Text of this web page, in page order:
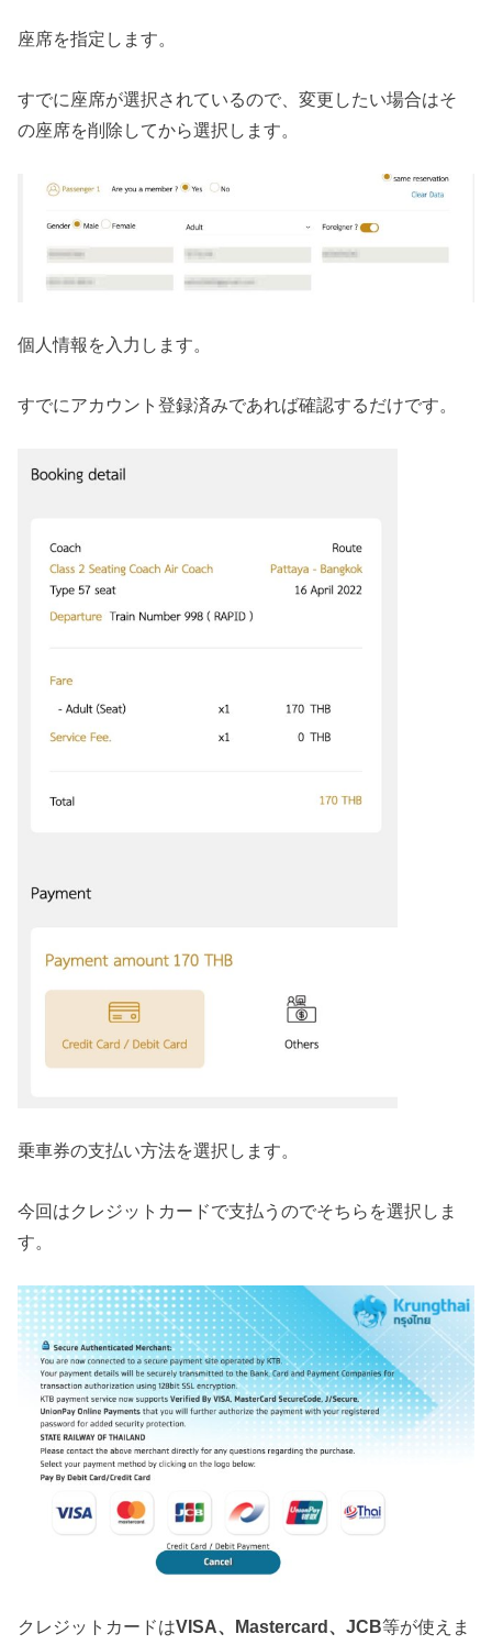
座席を指定します。
すでに座席が選択されているので、変更したい場合はそ
の座席を削除してから選択します。
個人情報を入力します。
すでにアカウント登録済みであれば確認するだけです。
乗車券の支払い方法を選択します。
今回はクレジットカードで支払うのでそちらを選択しま
す。
クレジットカードはVISA、Mastercard、JCB等が使えま